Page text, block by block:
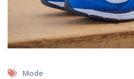
Mode